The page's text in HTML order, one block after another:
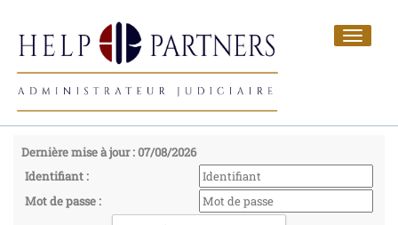
Toggle
Dernière mise à jour : 07/08/2026
Identifiant :
Mot de passe :